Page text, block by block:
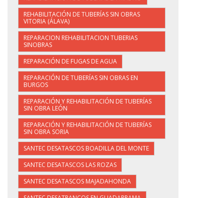
REHABILITACIÓN DE TUBERÍAS SIN OBRAS
VITORIA (ÁLAVA)
REPARACION REHABILITACION TUBERIAS
SINOBRAS
REPARACIÓN DE FUGAS DE AGUA
REPARACIÓN DE TUBERÍAS SIN OBRAS EN
BURGOS
REPARACIÓN Y REHABILITACIÓN DE TUBERÍAS
SIN OBRA LEÓN
REPARACIÓN Y REHABILITACIÓN DE TUBERÍAS
SIN OBRA SORIA
SANTEC DESATASCOS BOADILLA DEL MONTE
SANTEC DESATASCOS LAS ROZAS
SANTEC DESATASCOS MAJADAHONDA